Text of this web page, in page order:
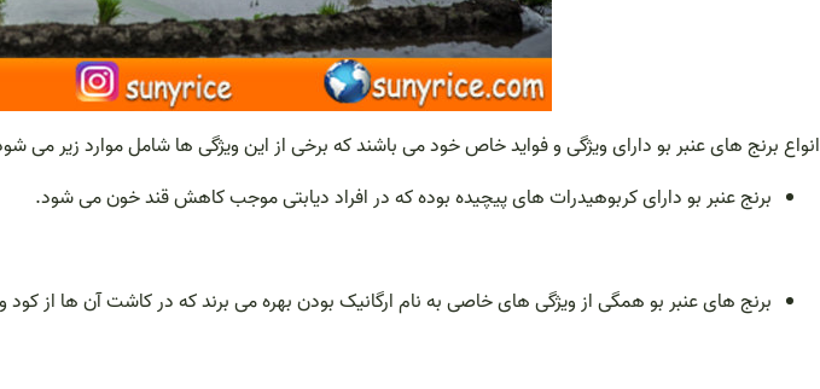
انواع برنج های عنبر بو دارای ویژگی و فواید خاص خود می باشند که برخی از این ویژگی ها شامل موارد زیر می
برنج عنبر بو دارای کربوهیدرات های پیچیده بوده که در افراد دیابتی موجب کاهش قند خون می شود.
برنج های عنبر بو همگی از ویژگی های خاصی به نام ارگانیک بودن بهره می برند که در کاشت آن ها از